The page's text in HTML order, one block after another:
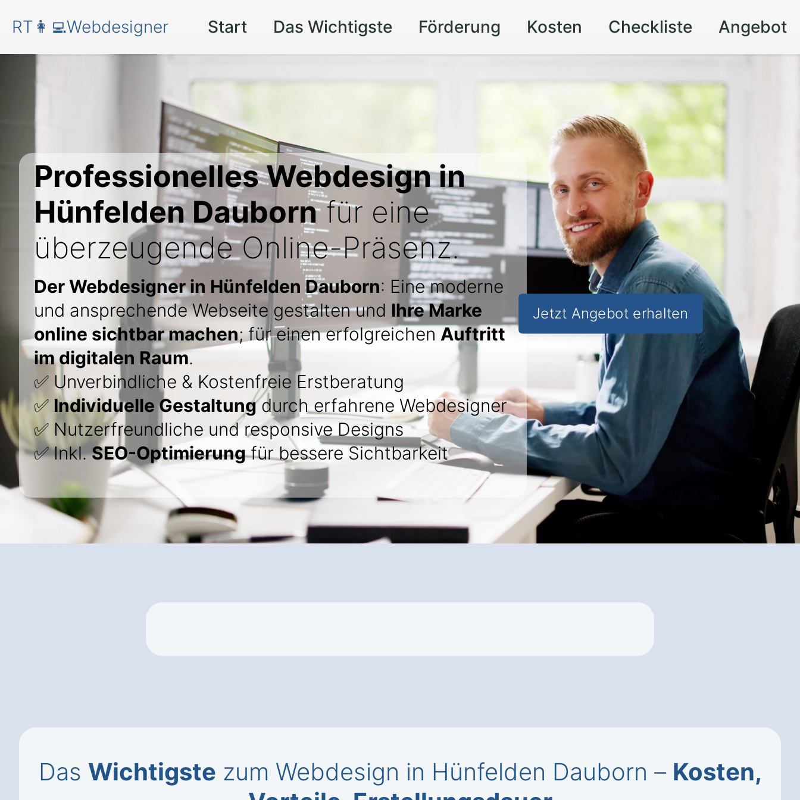
RT👩‍💻Webdesigner Start Das Wichtigste Förderung Kosten Checkliste Angebot
Professionelles Webdesign in
Hünfelden Daubornfür eine
überzeugende Online-Präsenz.
Der Webdesigner in Hünfelden Dauborn: Eine moderne
und ansprechende Webseite gestalten und Ihre Marke
online sichtbar machen; für einen erfolgreichen Auftritt
im digitalen Raum.
✅ Unverbindliche & Kostenfreie Erstberatung
✅ Individuelle Gestaltungdurch erfahrene Webdesigner
✅ Nutzerfreundliche und responsive Designs
✅ Inkl.SEO-Optimierungfür bessere Sichtbarkeit
Jetzt Angebot erhalten
Das Wichtigste zum Webdesign in Hünfelden Dauborn – Kosten,